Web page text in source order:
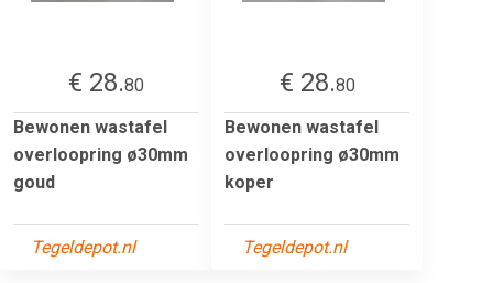
€ 28.80
Bewonen wastafel
overloopring ø30mm
goud
Tegeldepot.nl
€ 28.80
Bewonen wastafel
overloopring ø30mm
koper
Tegeldepot.nl